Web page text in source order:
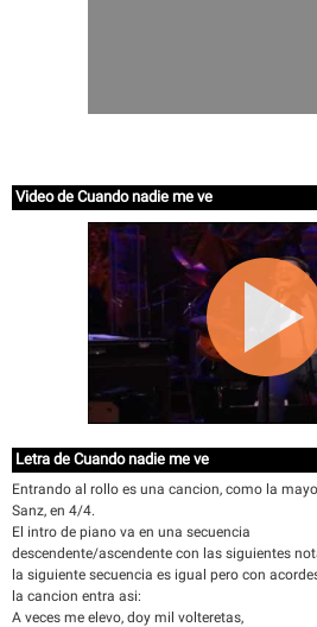
Video de Cuando nadie me ve
Letra de Cuando nadie me ve
Entrando al rollo es una cancion, como la
Sanz, en 4/4.
El intro de piano va en una secuencia
descendente/ascendente con las siguientes
la siguiente secuencia es igual pero con
la cancion entra asi:
A veces me elevo, doy mil volteretas,